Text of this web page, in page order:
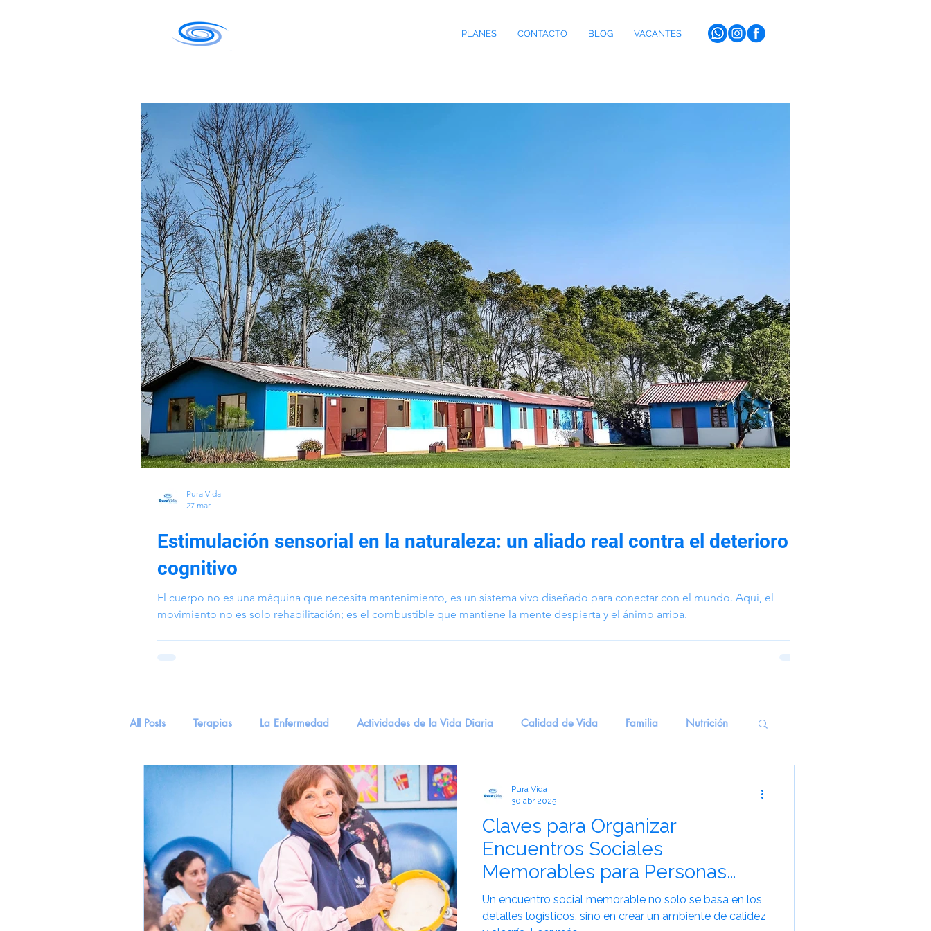
PLANES CONTACTO BLOG VACANTES
Estimulación sensorial en la naturaleza: un aliado real contra el deterioro
cognitivo
El cuerpo no es una máquina que necesita mantenimiento, es un sistema vivo diseñado para conectar con el mundo. Aquí, el
movimiento no es solo rehabilitación; es el combustible que mantiene la mente despierta y el ánimo arriba.
Pura Vida
27 mar
All Posts Terapias La Enfermedad Actividades de la Vida Diaria Calidad de Vida Familia Nutrición
Parkinson Salud tecnología Entretenimiento Salud Digital
Hierva Medicinal Hierba Medicinal BienestarEmocional EstimulaciónSensorial TerapiasSensoriales
EnvejecimientoYSentidos CuidadosCognitivos eneficios del Humor en la Salud Men
Claves para Organizar
Encuentros Sociales
Memorables para Personas
Mayores
Un encuentro social memorable no solo se basa en los
detalles logísticos, sino en crear un ambiente de calidez
Pura Vida
30 abr 2025